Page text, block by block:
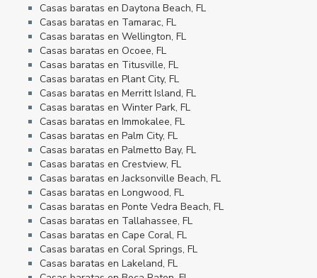
Casas baratas en Daytona Beach, FL
Casas baratas en Tamarac, FL
Casas baratas en Wellington, FL
Casas baratas en Ocoee, FL
Casas baratas en Titusville, FL
Casas baratas en Plant City, FL
Casas baratas en Merritt Island, FL
Casas baratas en Winter Park, FL
Casas baratas en Immokalee, FL
Casas baratas en Palm City, FL
Casas baratas en Palmetto Bay, FL
Casas baratas en Crestview, FL
Casas baratas en Jacksonville Beach, FL
Casas baratas en Longwood, FL
Casas baratas en Ponte Vedra Beach, FL
Casas baratas en Tallahassee, FL
Casas baratas en Cape Coral, FL
Casas baratas en Coral Springs, FL
Casas baratas en Lakeland, FL